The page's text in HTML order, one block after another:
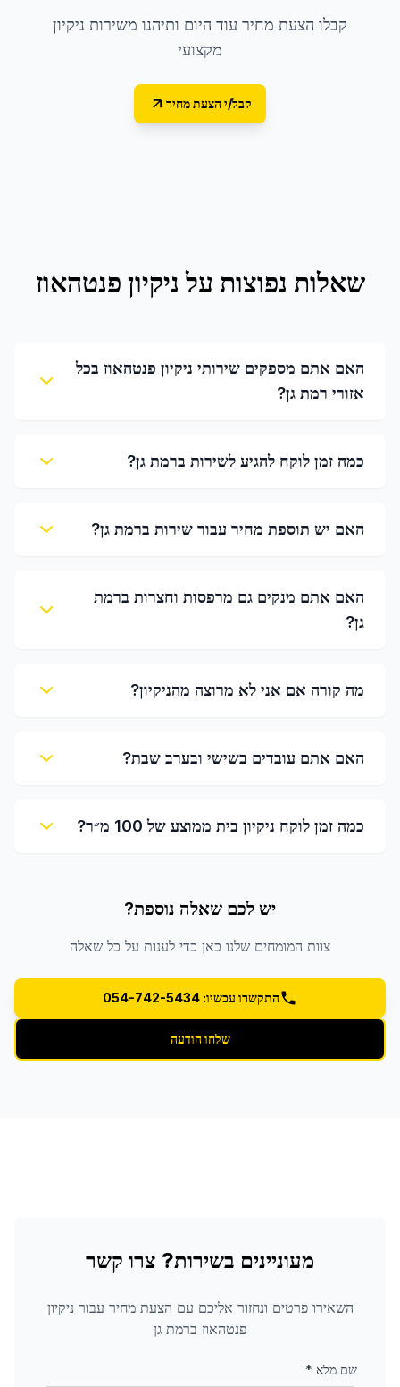
קבלו הצעת מחיר עוד היום ותיהנו משירות ניקיון
מקצועי
קבל/י הצעת מחיר
שאלות נפוצות על ניקיון פנטהאוז
האם אתם מספקים שירותי ניקיון פנטהאוז בכל
אזורי רמת גן?
כמה זמן לוקח להגיע לשירות ברמת גן?
האם יש תוספת מחיר עבור שירות ברמת גן?
האם אתם מנקים גם מרפסות וחצרות ברמת
גן?
מה קורה אם אני לא מרוצה מהניקיון?
האם אתם עובדים בשישי ובערב שבת?
כמה זמן לוקח ניקיון בית ממוצע של 100 מ״ר?
יש לכם שאלה נוספת?
צוות המומחים שלנו כאן כדי לענות על כל שאלה
התקשרו עכשיו: 054-742-5434
שלחו הודעה
מעוניינים בשירות? צרו קשר
השאירו פרטים ונחזור אליכם עם הצעת מחיר עבור ניקיון
פנטהאוז ברמת גן
שם מלא *